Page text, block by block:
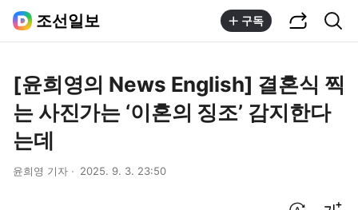
조선일보 구독
[윤희영의 News English] 결혼식 찍
는 사진가는 ‘이혼의 징조’ 감지한다
는데
윤희영 기자 2025. 9. 3. 23:50